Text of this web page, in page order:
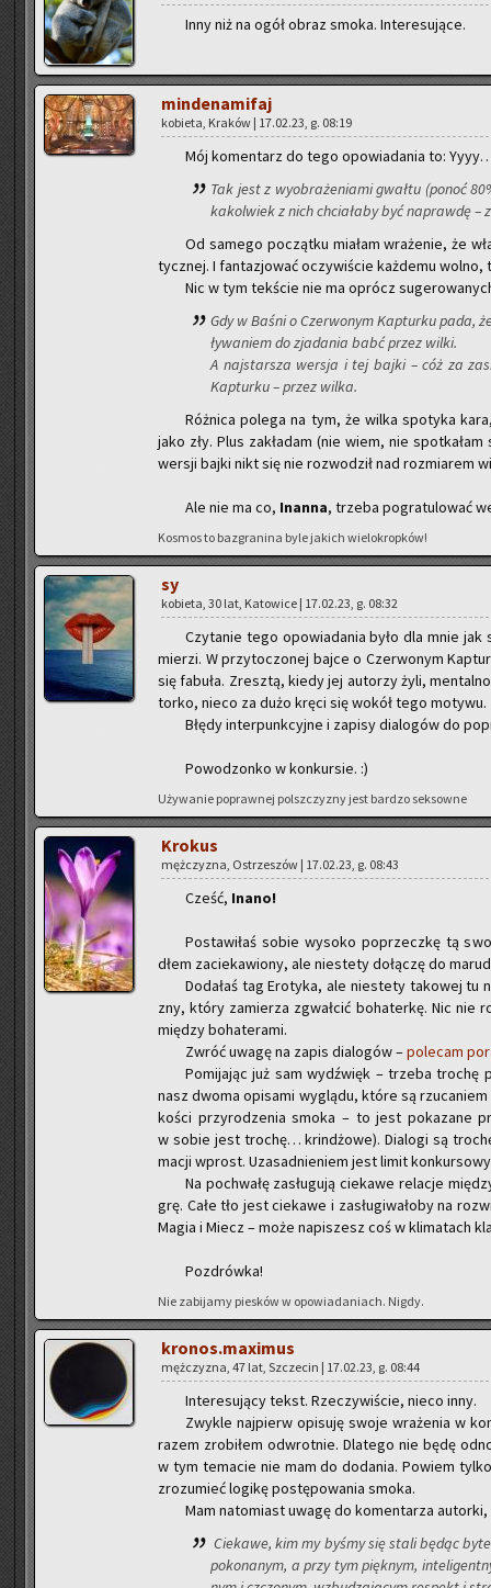
Inny niż na ogół obraz smoka. In­te­re­su­ją­ce.
min­de­na­mi­faj
ko­bie­ta, Kra­ków | 17.02.23, g. 08:19
Mój ko­men­tarz do tego opo­wia­da­nia to:
Tak jest z wy­obra­że­nia­mi gwał­tu (ponoć
ka­kol­wiek z nich chcia­ła­by być na­praw­dę –
Od sa­me­go po­cząt­ku mia­łam wra­że­nie, że
tycz­nej. I fan­ta­zjo­wać oczy­wi­ście każ­de­mu
Nic w tym tek­ście nie ma oprócz
Gdy w Baśni o Czer­wo­nym Kap­tur­ku pada,
ły­wa­niem do zja­da­nia babć przez wilki.
A naj­star­sza wer­sja i tej bajki – cóż za
Kap­tur­ku – przez wilka.
Róż­ni­ca po­le­ga na tym, że wilka spo­ty­ka
jako zły. Plus za­kła­dam (nie wiem, nie
wer­sji bajki nikt się nie roz­wo­dził nad roz­mia­rem
Ale nie ma co, In­an­na, trze­ba po­gra­tu­lo­wać
Ko­smos to ba­zgra­ni­na byle ja­kich wie­lo­krop­ków!
sy
ko­bie­ta, 30 lat, Ka­to­wi­ce | 17.02.23, g. 08:32
Czy­ta­nie tego opo­wia­da­nia było dla mnie
mier­zi. W przy­to­czo­nej bajce o Czer­wo­nym
się fa­bu­ła. Zresz­tą, kiedy jej au­to­rzy żyli,
tor­ko, nieco za dużo kręci się wokół tego mo­ty­wu.
Błędy in­ter­punk­cyj­ne i za­pi­sy dia­lo­gów do
Po­wo­dzon­ko w kon­kur­sie. :)
Uży­wa­nie po­praw­nej pol­sz­czy­zny jest bar­dzo sek­sow­ne
Kro­kus
męż­czy­zna, Ostrze­szów | 17.02.23, g. 08:43
Cześć, Inano!
Po­sta­wi­łaś sobie wy­so­ko po­przecz­kę tą
dłem za­cie­ka­wio­ny, ale nie­ste­ty do­łą­czę do
Do­da­łaś tag Ero­ty­ka, ale nie­ste­ty ta­ko­wej
zny, który za­mie­rza zgwał­cić bo­ha­ter­kę. Nic nie
mię­dzy bo­ha­te­ra­mi.
Zwróć uwagę na zapis dia­lo­gów –po­le­cam
Po­mi­ja­jąc już sam wy­dźwięk – trze­ba
nasz dwoma opi­sa­mi wy­glą­du, które są
ko­ści przy­ro­dze­nia smoka – to jest po­ka­za­ne
w sobie jest tro­chę… krin­dżo­we). Dia­lo­gi są
ma­cji wprost. Uza­sad­nie­niem jest limit
Na po­chwa­łę za­słu­gu­ją cie­ka­we re­la­cje
grę. Całe tło jest cie­ka­we i za­słu­gi­wa­ło­by na
Magia i Miecz – może na­pi­szesz coś w kli­ma­tach
Po­zdrów­ka!
Nie za­bi­ja­my pie­sków w opo­wia­da­niach. Nigdy.
kronos.maximus
męż­czy­zna, 47 lat, Szcze­cin | 17.02.23, g. 08:44
In­te­re­su­ją­cy tekst. Rze­czy­wi­ście, nieco inny.
Zwy­kle naj­pierw opi­su­ję swoje wra­że­nia w
razem zro­bi­łem od­wrot­nie. Dla­te­go nie będę
w tym te­ma­cie nie mam do do­da­nia. Po­wiem
zro­zu­mieć lo­gi­kę po­stę­po­wa­nia smoka.
Mam na­to­miast uwagę do ko­men­ta­rza
Cie­ka­we, kim my byśmy się stali będąc
po­ko­na­nym, a przy tym pięk­nym,